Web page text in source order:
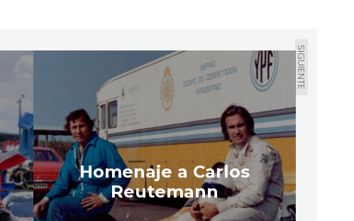
SIGUIENTE
Homenaje a Carlos
Reutemann